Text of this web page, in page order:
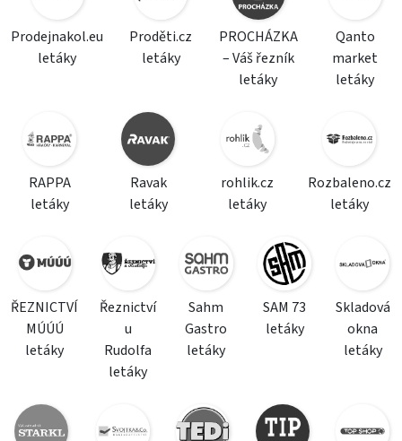
Prodejnakol.eu
letáky
Proděti.cz
letáky
PROCHÁZKA
– Váš řezník
letáky
Qanto
market
letáky
RAPPA
letáky
Ravak
letáky
rohlik.cz
letáky
Rozbaleno.cz
letáky
ŘEZNICTVÍ
MÚÚÚ
letáky
Řeznictví
u
Rudolfa
letáky
Sahm
Gastro
letáky
SAM 73
letáky
Skladová
okna
letáky